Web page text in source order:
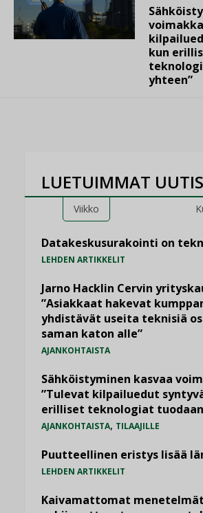
kun
yhteen”
LUETUIMMAT
Viikko
Datakeskusurakointi on
LEHDEN ARTIKKELIT
Jarno Hacklin Cervin
”Asiakkaat hakevat
yhdistävät useita teknisiä
saman katon alle”
AJANKOHTAISTA
Sähköistyminen kasvaa
”Tulevat kilpailuedut
erilliset teknologiat
AJANKOHTAISTA, TILAAJILLE
Puutteellinen eristys lisää
LEHDEN ARTIKKELIT
Kaivamattomat menetelmät